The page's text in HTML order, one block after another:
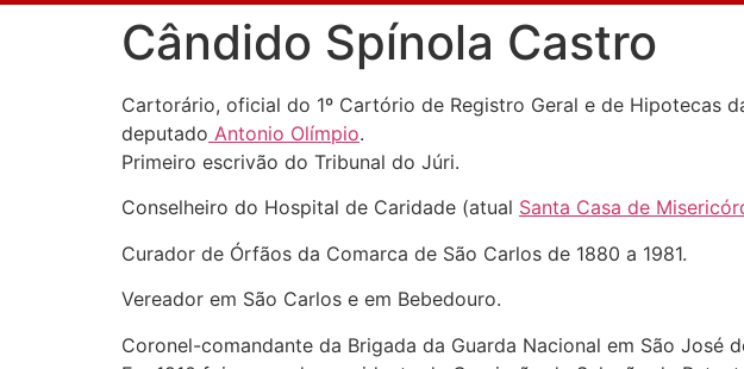
Cândido Spínola Castro
Cartorário, oficial do 1º Cartório de Registro Geral e de Hipotecas
deputado Antonio Olímpio.
Primeiro escrivão do Tribunal do Júri.
Conselheiro do Hospital de Caridade (atual Santa Casa de
Curador de Órfãos da Comarca de São Carlos de 1880 a 1981.
Vereador em São Carlos e em Bebedouro.
Coronel-comandante da Brigada da Guarda Nacional em São José